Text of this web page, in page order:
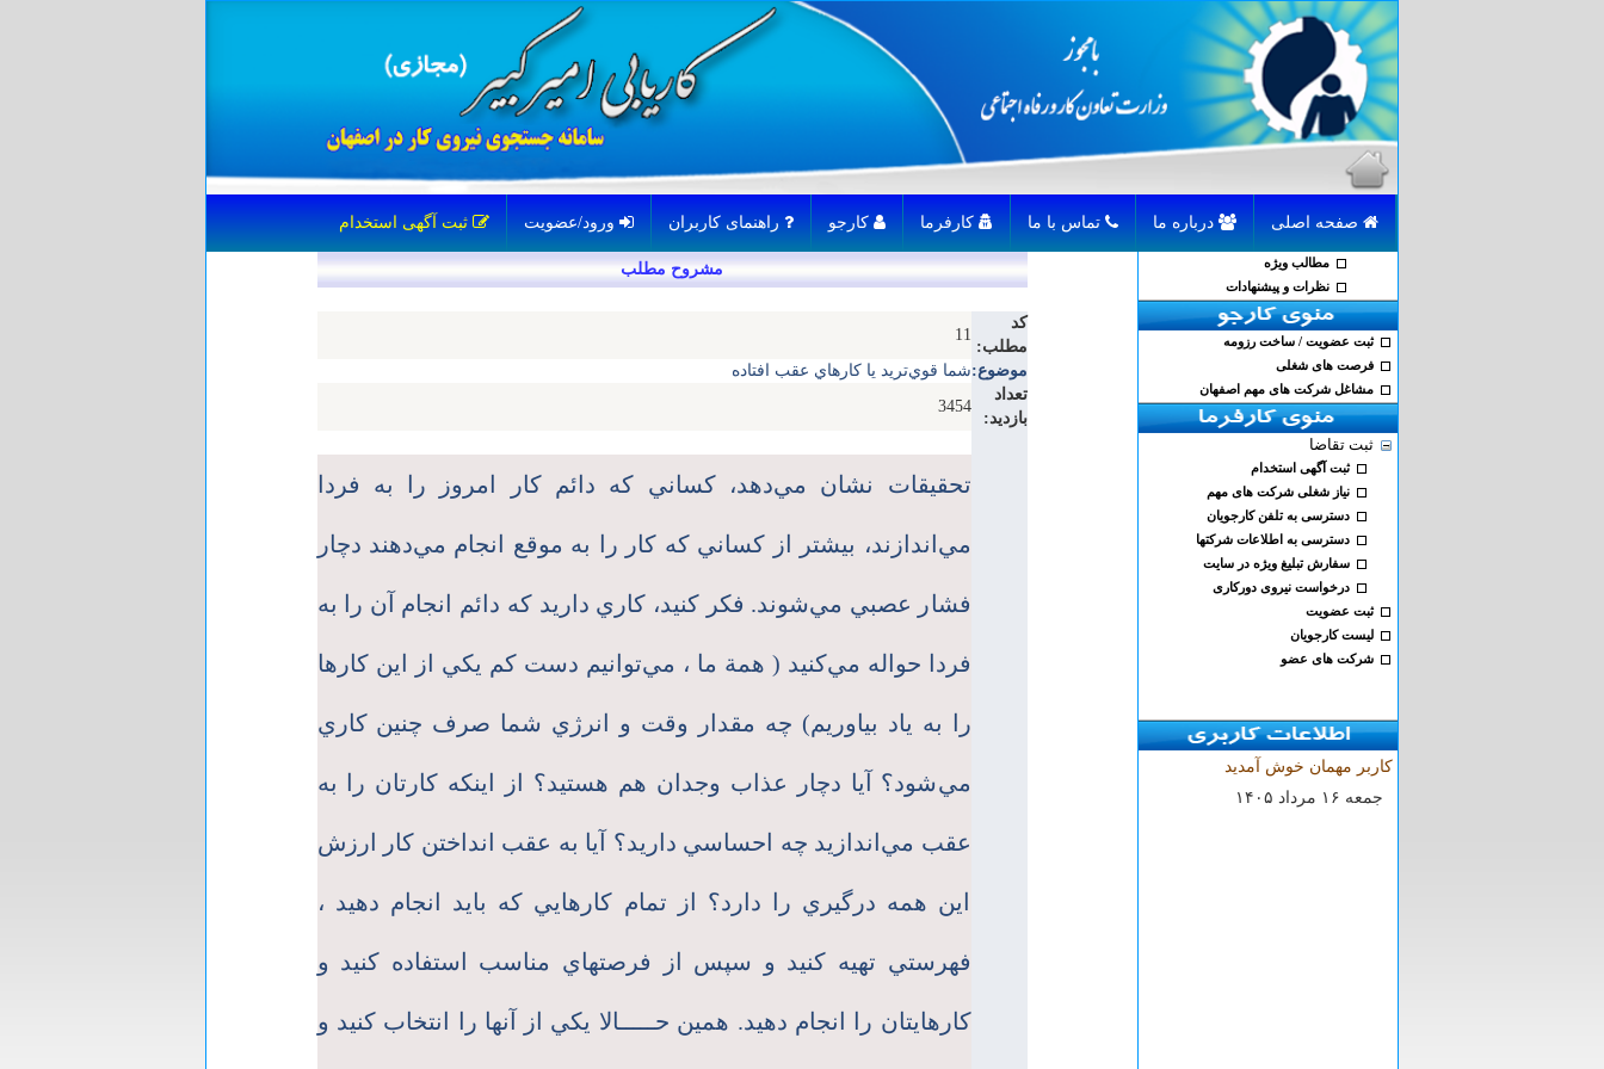
مشروح مطلب
کد
مطلب:
11
موضوع:شما قوي‌تريد يا كارهاي عقب افتاده
تعداد
بازدید:
3454
تحقيقات نشان مي‌دهد، كساني كه دائم كار امروز را به فردا
مي‌اندازند، بيشتر از كساني كه كار را به موقع انجام مي‌دهند دچار
فشار عصبي مي‌شوند. فكر كنيد، كاري داريد كه دائم انجام آن را به
فردا حواله مي‌كنيد ( همة ما ، مي‌توانيم دست كم يكي از اين كارها
را به ياد بياوريم) چه مقدار وقت و انرژي شما صرف چنين كاري
مي‌شود؟ آيا دچار عذاب وجدان هم هستيد؟ از اينكه كارتان را به
عقب مي‌اندازيد چه احساسي داريد؟ آيا به عقب انداختن كار ارزش
اين همه درگيري را دارد؟ از تمام كارهايي كه بايد انجام دهيد ،
فهرستي تهيه كنيد و سپس از فرصتهاي مناسب استفاده كنيد و
كارهايتان را انجام دهيد. همين حـــــالا يكي از آنها را انتخاب كنيد و
مطالب ویژه
نظرات و پیشنهادات
ثبت عضویت / ساخت رزومه
فرصت های شغلی
مشاغل شرکت های مهم اصفهان
ثبت تقاضا
ثبت آگهی استخدام
نیاز شغلی شرکت های مهم
دسترسی به تلفن کارجویان
دسترسی به اطلاعات شرکتها
سفارش تبلیغ ویژه در سایت
درخواست نیروی دورکاری
ثبت عضویت
لیست کارجویان
شرکت های عضو
کاربر مهمان خوش آمدید
۱۴۰۵ جمعه ۱۶ مرداد